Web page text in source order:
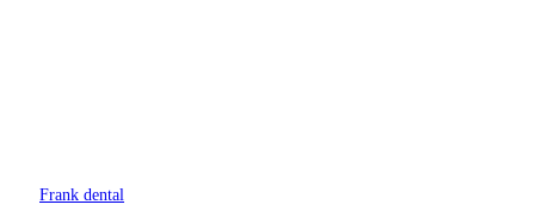
Frank dental